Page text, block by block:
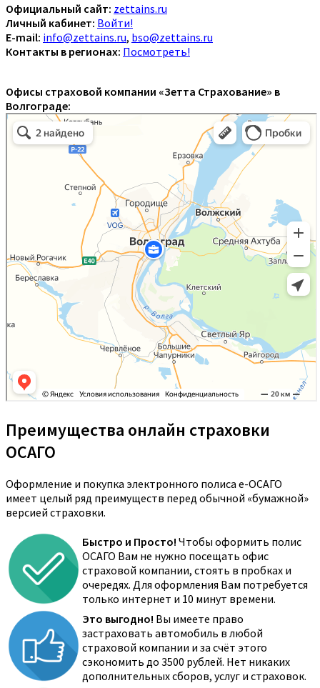
Официальный сайт: zettains.ru
Личный кабинет: Войти!
E-mail: info@zettains.ru, bso@zettains.ru
Контакты в регионах: Посмотреть!
Офисы страховой компании «Зетта Страхование» в
Волгограде:
Преимущества онлайн страховки
ОСАГО
Оформление и покупка электронного полиса е-ОСАГО
имеет целый ряд преимуществ перед обычной «бумажной»
версией страховки.
Быстро и Просто! Чтобы оформить полис
ОСАГО Вам не нужно посещать офис
страховой компании, стоять в пробках и
очередях. Для оформления Вам потребуется
только интернет и 10 минут времени.
Это выгодно! Вы имеете право
застраховать автомобиль в любой
страховой компании и за счёт этого
сэкономить до 3500 рублей. Нет никаких
дополнительных сборов, услуг и страховок.